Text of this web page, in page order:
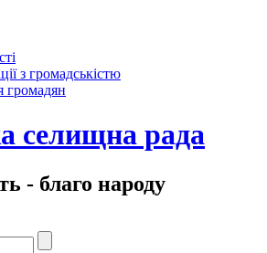
з громадськістю
громадян
селищна рада
- благо народу